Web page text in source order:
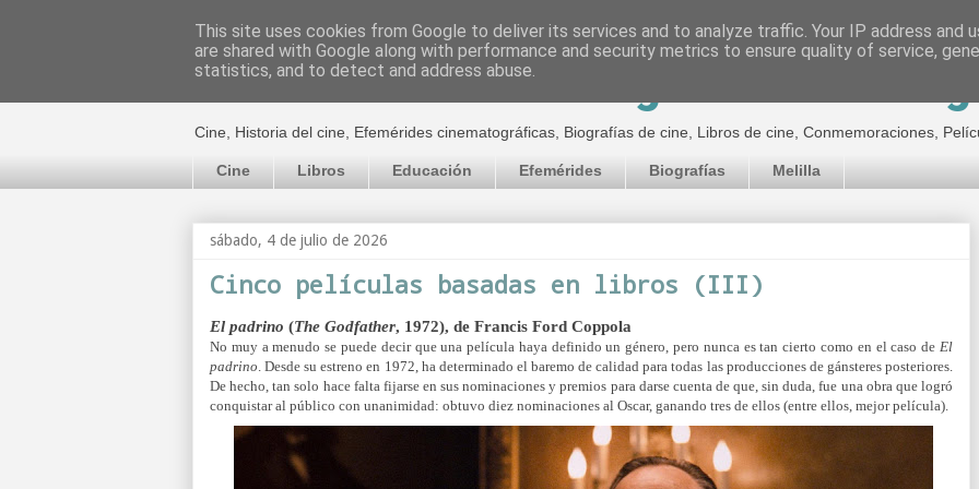
El cultural cinematográfico de Jorge
Cine, Historia del cine, Efemérides cinematográficas, Biografías de cine, Libros de cine, Conmemoraciones,
Cine Libros Educación Efemérides Biografías Melilla
sábado, 4 de julio de 2026
Cinco películas basadas en libros (III)
El padrino (The Godfather, 1972), de Francis Ford Coppola
No muy a menudo se puede decir que una película haya definido un género, pero nunca es tan cierto como en el caso de El
padrino . Desde su estreno en 1972, ha determinado el baremo de calidad para todas las producciones de gánsteres posteriores.
De hecho, tan solo hace falta fijarse en sus nominaciones y premios para darse cuenta de que, sin duda, fue una obra que logró
conquistar al público con unanimidad: obtuvo diez nominaciones al Oscar, ganando tres de ellos (entre ellos, mejor película).
This site uses cookies from Google to deliver its services and to analyze traffic. Your IP address and
are shared with Google along with performance and security metrics to ensure quality of service,
statistics, and to detect and address abuse.